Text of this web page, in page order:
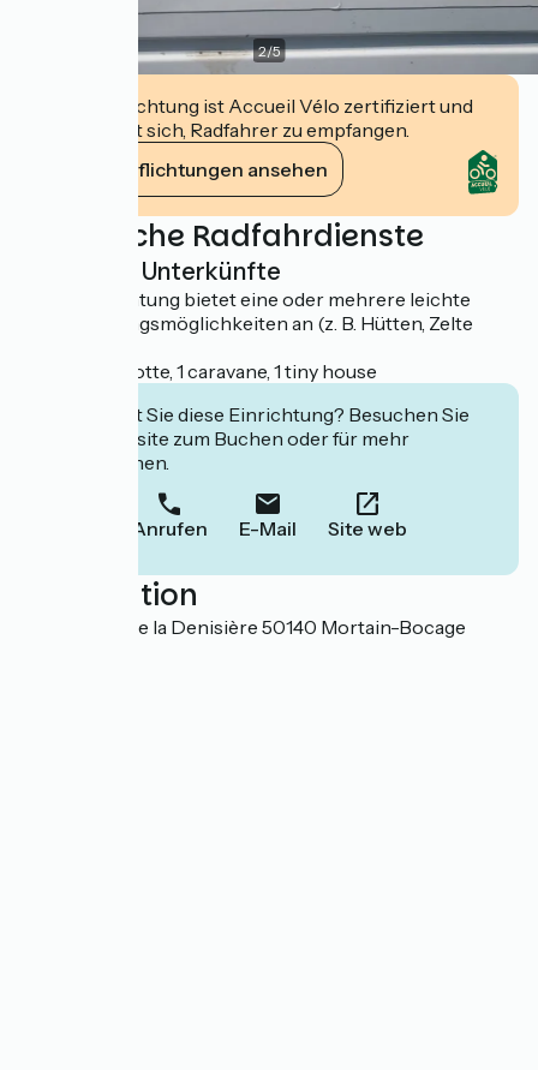
2/5
Diese Einrichtung ist Accueil Vélo zertifiziert und
verpflichtet sich, Radfahrer zu empfangen.
Ihre Verpflichtungen ansehen
Zusätzliche Radfahrdienste
Leichte Unterkünfte
Diese Einrichtung bietet eine oder mehrere leichte
Übernachtungsmöglichkeiten an (z. B. Hütten, Zelte
1 dôme, 1 roulotte, 1 caravane, 1 tiny house
Interessiert Sie diese Einrichtung? Besuchen Sie
deren Website zum Buchen oder für mehr
Informationen.
Anrufen E-Mail Site web
Localisation
495 chemin de la Denisière 50140 Mortain-Bocage